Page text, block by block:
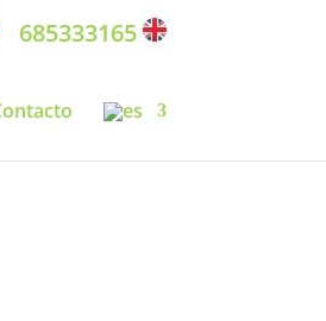
685333165